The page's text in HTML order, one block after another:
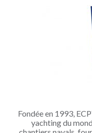
Fondée en 1993,
yachting du